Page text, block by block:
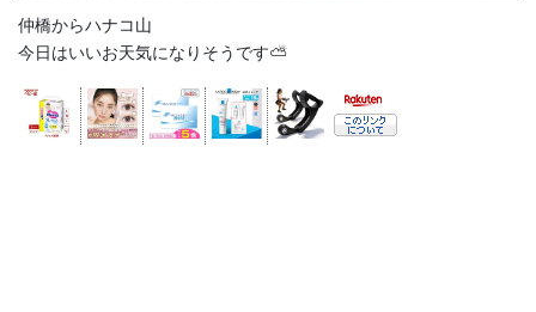
仲橋からハナコ山
今日はいいお天気になりそうです⛅